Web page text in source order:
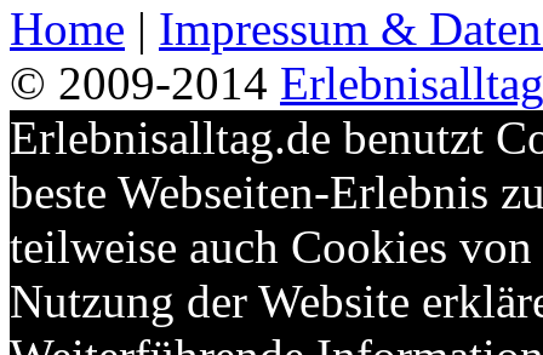
Home | Impressum &
© 2009-2014
Erlebnisalltag.de benutzt
beste Webseiten-Erlebnis
teilweise auch Cookies
Nutzung der Website